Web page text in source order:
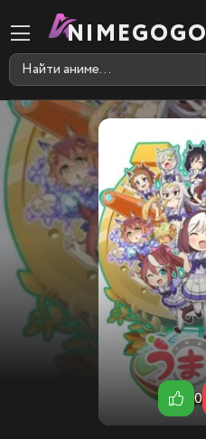
NIMEGOGO
0